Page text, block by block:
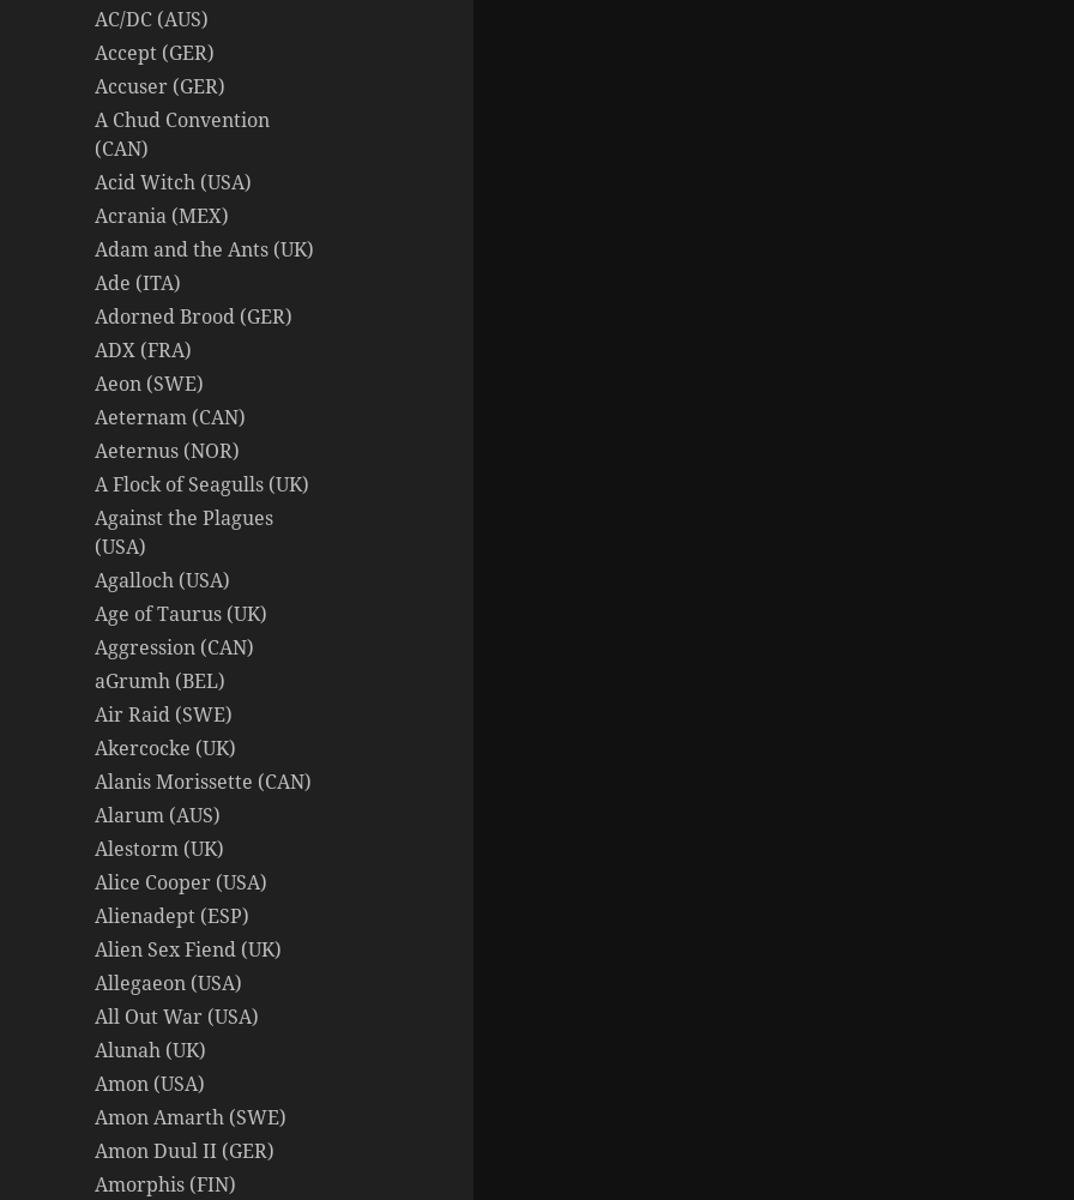
AC/DC (AUS)
Accept (GER)
Accuser (GER)
A Chud Convention
(CAN)
Acid Witch (USA)
Acrania (MEX)
Adam and the Ants (UK)
Ade (ITA)
Adorned Brood (GER)
ADX (FRA)
Aeon (SWE)
Aeternam (CAN)
Aeternus (NOR)
A Flock of Seagulls (UK)
Against the Plagues
(USA)
Agalloch (USA)
Age of Taurus (UK)
Aggression (CAN)
aGrumh (BEL)
Air Raid (SWE)
Akercocke (UK)
Alanis Morissette (CAN)
Alarum (AUS)
Alestorm (UK)
Alice Cooper (USA)
Alienadept (ESP)
Alien Sex Fiend (UK)
Allegaeon (USA)
All Out War (USA)
Alunah (UK)
Amon (USA)
Amon Amarth (SWE)
Amon Duul II (GER)
Amorphis (FIN)